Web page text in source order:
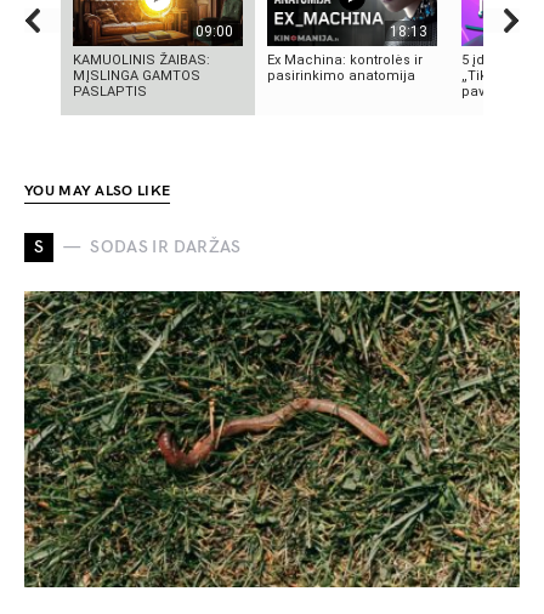
09:00
KAMUOLINIS ŽAIBAS:
MĮSLINGA GAMTOS
PASLAPTIS
18:13
Ex Machina: kontrolės ir
pasirinkimo anatomija
5 įdomūs
„TikTok“:
YOU MAY ALSO LIKE
S SODAS IR DARŽAS